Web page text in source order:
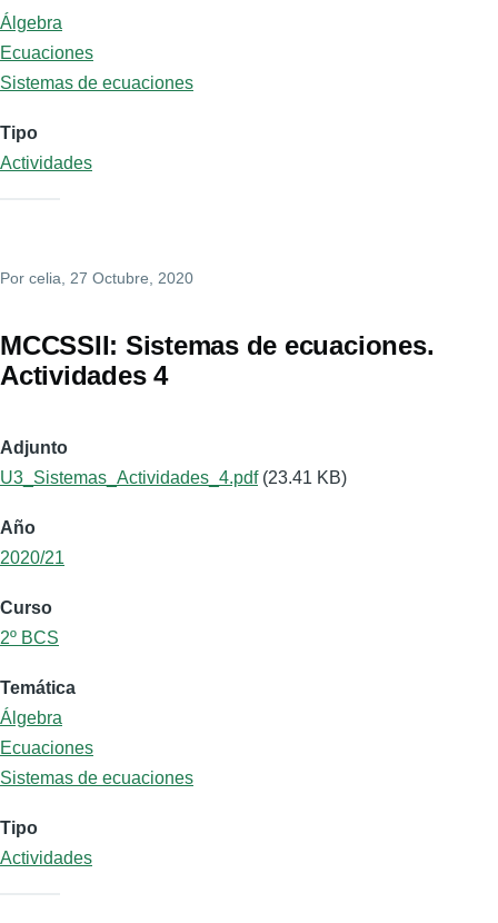
Álgebra
Ecuaciones
Sistemas de ecuaciones
Tipo
Actividades
Por celia , 27 Octubre, 2020
MCCSSII: Sistemas de ecuaciones.
Actividades 4
Adjunto
U3_Sistemas_Actividades_4.pdf (23.41 KB)
Año
2020/21
Curso
2º BCS
Temática
Álgebra
Ecuaciones
Sistemas de ecuaciones
Tipo
Actividades